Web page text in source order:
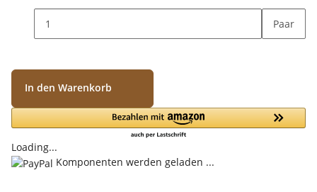
Paar
In den Warenkorb
Loading...
Komponenten werden geladen ...